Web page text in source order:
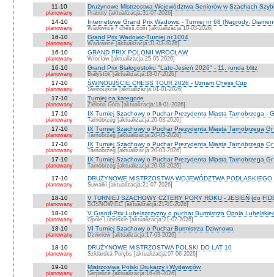
11-10
planowany
Drużynowe Mistrzostwa Województwa Seniorów w Szachach
Prabuty [aktualizacja:31-07-2026]
14-10
planowany
Internetowe Grand Prix Wadowic - Turniej nr 68 (Nagrody:
Wadowice / chess.com [aktualizacja:10-03-2026]
16-10
planowany
Grand Prix Wadowic-Turniej nr.1004
Wadowice [aktualizacja:31-03-2026]
16-10
planowany
GRAND PRIX POLONII WROCŁAW
Wrocław [aktualizacja:25-05-2026]
16-10
planowany
Grand Prix Białegostoku "Lato-Jesień 2026" - 11. runda blitz
Białystok [aktualizacja:18-07-2026]
17-10
planowany
ŚWINOUJŚCIE CHESS TOUR 2026 - Uznam Chess Cup
Świnoujście [aktualizacja:01-01-2026]
17-10
planowany
Turniej na kategorie
Zielona Góra [aktualizacja:18-01-2026]
17-10
planowany
IX Turniej Szachowy o Puchar Prezydenta Miasta Tarnobrzega -
Tarnobrzeg [aktualizacja:20-03-2026]
17-10
planowany
IX Turniej Szachowy o Puchar Prezydenta Miasta Tarnobrzega
Tarnobrzeg [aktualizacja:20-03-2026]
17-10
planowany
IX Turniej Szachowy o Puchar Prezydenta Miasta Tarnobrzega
Tarnobrzeg [aktualizacja:20-03-2026]
17-10
planowany
IX Turniej Szachowy o Puchar Prezydenta Miasta Tarnobrzega Gr
Tarnobrzeg [aktualizacja:20-03-2026]
17-10
planowany
DRUŻYNOWE MISTRZOSTWA WOJEWÓDZTWA
Suwałki [aktualizacja:21-07-2026]
18-10
planowany
V TURNIEJ SZACHOWY CZTERY PORY ROKU - JESIEŃ (do
SOSNOWIEC [aktualizacja:21-01-2026]
18-10
planowany
V Grand-Prix Lubelszczyzny o puchar Burmistrza Opola
Opole Lubelskie [aktualizacja:21-07-2026]
18-10
planowany
VI Turniej Szachowy o Puchar Burmistrza Dziwnowa
Dziwnów [aktualizacja:17-03-2026]
18-10
planowany
DRUŻYNOWE MISTRZOSTWA POLSKI DO LAT 10
Szklarska Porębs [aktualizacja:07-06-2026]
19-10
planowany
Mistrzostwa Polski Drukarzy i Wydawców
Serpelice [aktualizacja:16-06-2026]